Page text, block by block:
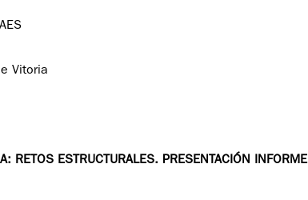
Vitoria
ESTRUCTURALES. PRESENTACIÓN